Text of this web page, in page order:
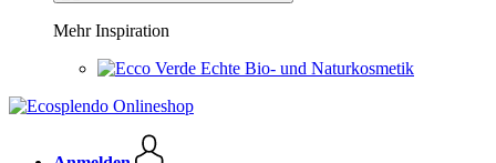
Mehr Inspiration
Echte Bio- und Naturkosmetik